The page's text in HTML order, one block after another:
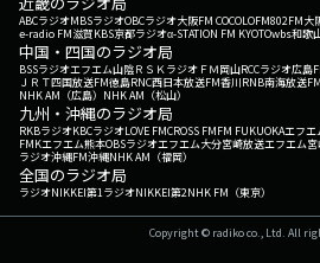
ABCラジオMBSラジオOBCラジオ大阪FM COCOLOFM802FM大
e-radio FM滋賀KBS京都ラジオα-STATION FM KYOTOwbs和歌
中国・四国のラジオ局
BSSラジオエフエム山陰ＲＳＫラジオ ＦＭ岡山RCCラジオ広島
ＪＲＴ四国放送FM徳島RNC西日本放送FM香川RNB南海放送
NHK AM（広島） NHK AM（松山）
九州・沖縄のラジオ局
RKBラジオKBCラジオLOVE FMCROSS FMFM FUKUOKAエフエ
FMKエフエム熊本OBSラジオエフエム大分宮崎放送エフエム宮
ラジオ沖縄FM沖縄NHK AM（福岡）
全国のラジオ局
ラジオNIKKEI第1ラジオNIKKEI第2NHK FM（東京）
Copyright © radiko co., Ltd. All